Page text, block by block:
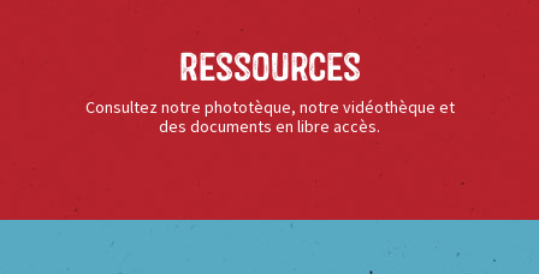
Ressources
Consultez notre phototèque, notre vidéothèque et
des documents en libre accès.